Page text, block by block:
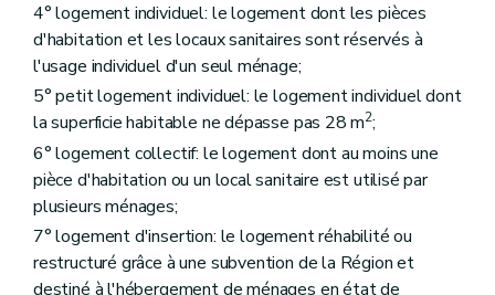
Art. 43
Section 2 Des aides à l'équipement d'ensembles de logements
Sous-section première
Art. 44
Art. 45
Art. 46
Sous-section 2
Des conditions d'octroi et du calcul des aides
Art. 47
Art. 48
Art. 49
Art. 50
Sous-section 3 De la procédure
Art. 51
Art. 52
4° logement individuel: le logement dont les pièces
d'habitation et les locaux sanitaires sont réservés à
l'usage individuel d'un seul ménage;
5° petit logement individuel: le logement individuel dont
la superficie habitable ne dépasse pas 28 m2;
6° logement collectif: le logement dont au moins une
pièce d'habitation ou un local sanitaire est utilisé par
plusieurs ménages;
7° logement d'insertion: le logement réhabilité ou
restructuré grâce à une subvention de la Région et
destiné à l'hébergement de ménages en état de